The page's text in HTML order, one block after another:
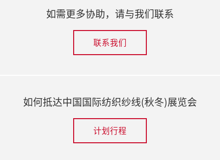
如需更多协助，请与我们联系
联系我们
如何抵达中国国际纺织纱线(秋冬)展览会
计划行程